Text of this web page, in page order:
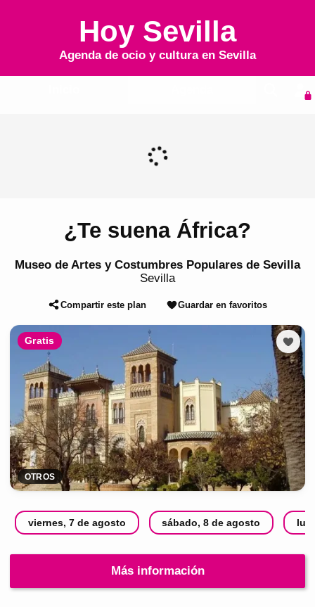
Hoy Sevilla
Agenda de ocio y cultura en Sevilla
¿Te suena África?
Museo de Artes y Costumbres Populares de Sevilla
Sevilla
Compartir este plan Guardar en favoritos
Gratis
OTROS
viernes, 7 de agosto sábado, 8 de agosto
Más información